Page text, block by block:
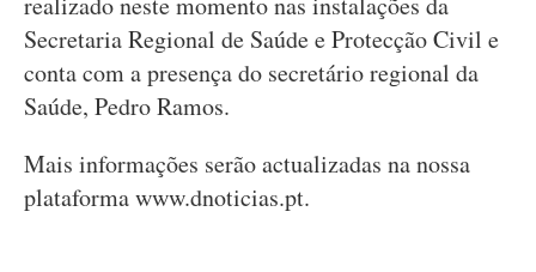
Secretaria Regional de Saúde e Protecção Civil e
conta com a presença do secretário regional da
Saúde, Pedro Ramos.
Mais informações serão actualizadas na nossa
plataforma www.dnoticias.pt.